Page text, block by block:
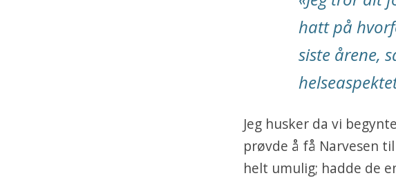
hatt på
siste årene,
Jeg husker da vi
prøvde å få Narvesen
helt umulig; hadde de